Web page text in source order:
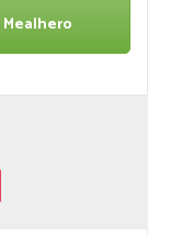
Mealhero